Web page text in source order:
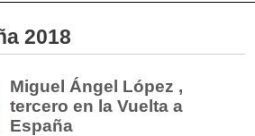
2018
Miguel Ángel López ,
tercero en la Vuelta a
España